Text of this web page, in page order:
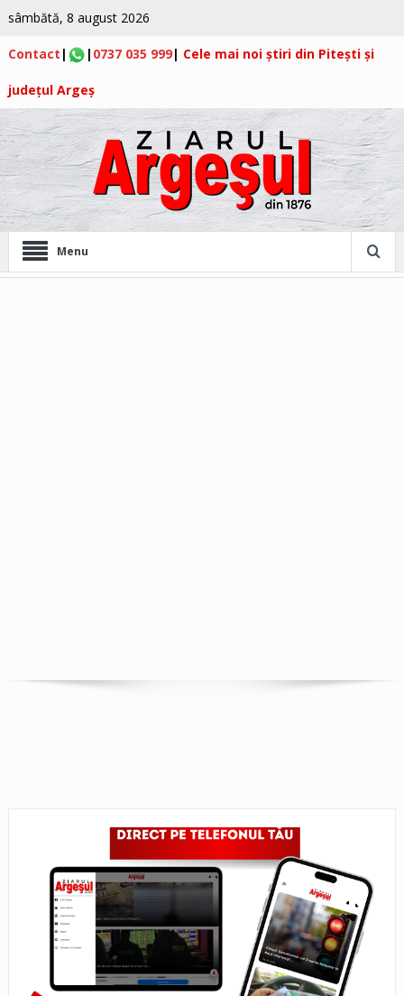
sâmbătă, 8 august 2026
Contact | | 0737 035 999| Cele mai noi știri din Pitești și
județul Argeș
Menu